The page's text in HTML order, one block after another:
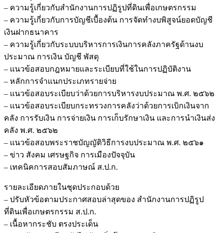
– ความรู้เกี่ยวกับสำนักงานการปฏิรูปที่ดินเพื่อเกษตรกรรม
– ความรู้เกี่ยวกับการบัญชีเบื้องต้น การจัดทำงบพิสูจน์ยอดบัญชี
เงินฝากธนาคาร
– ความรู้เกี่ยวกับระบบบริหารการเงินการคลังภาครัฐด้านงบ
ประมาณ การเงิน บัญชี พัสดุ
– แนวข้อสอบกฎหมายและระเบียบที่ใช้ในการปฏิบัติงาน
– หลักการจำแนกประเภทรายจ่าย
– แนวข้อสอบระเบียบว่าด้วยการบริหารงบประมาณ พ.ศ. ๒๕๖๒
– แนวข้อสอบระเบียบกระทรวงการคลังว่าด้วยการเบิกเงินจาก
คลัง การรับเงิน การจ่ายเงิน การเก็บรักษาเงิน และการนำเงินส่ง
คลัง พ.ศ. ๒๕๖๒
– แนวข้อสอบพระราชบัญญัติวิธีการงบประมาณ พ.ศ. ๒๕๖๑
– ข่าว สังคม เศรษฐกิจ การเมืองปัจจุบัน
– เทคนิคการสอบสัมภาษณ์ ส.ป.ก.
รายละเอียดภายในชุดประกอบด้วย
– ปรับหัวข้อตามประกาศสอบล่าสุดของ สำนักงานการปฏิรูป
ที่ดินเพื่อเกษตรกรรม ส.ป.ก.
– เนื้อหากระชับ ตรงประเด็น